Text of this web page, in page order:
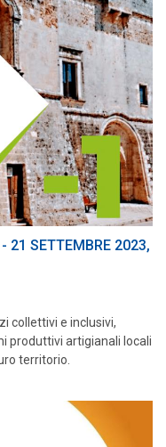
21 SETTEMBRE 2023,
collettivi e inclusivi,
produttivi artigianali locali
territorio.